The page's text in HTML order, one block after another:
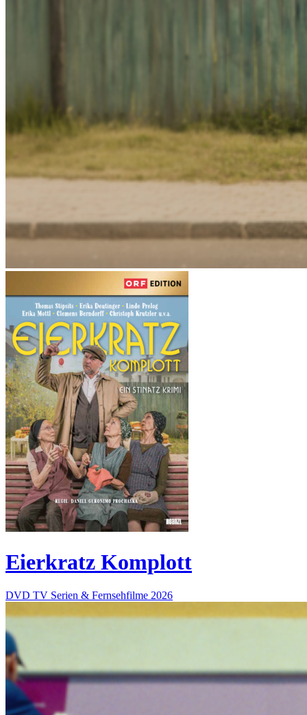
Eierkratz Komplott
DVD TV Serien & Fernsehfilme 2026